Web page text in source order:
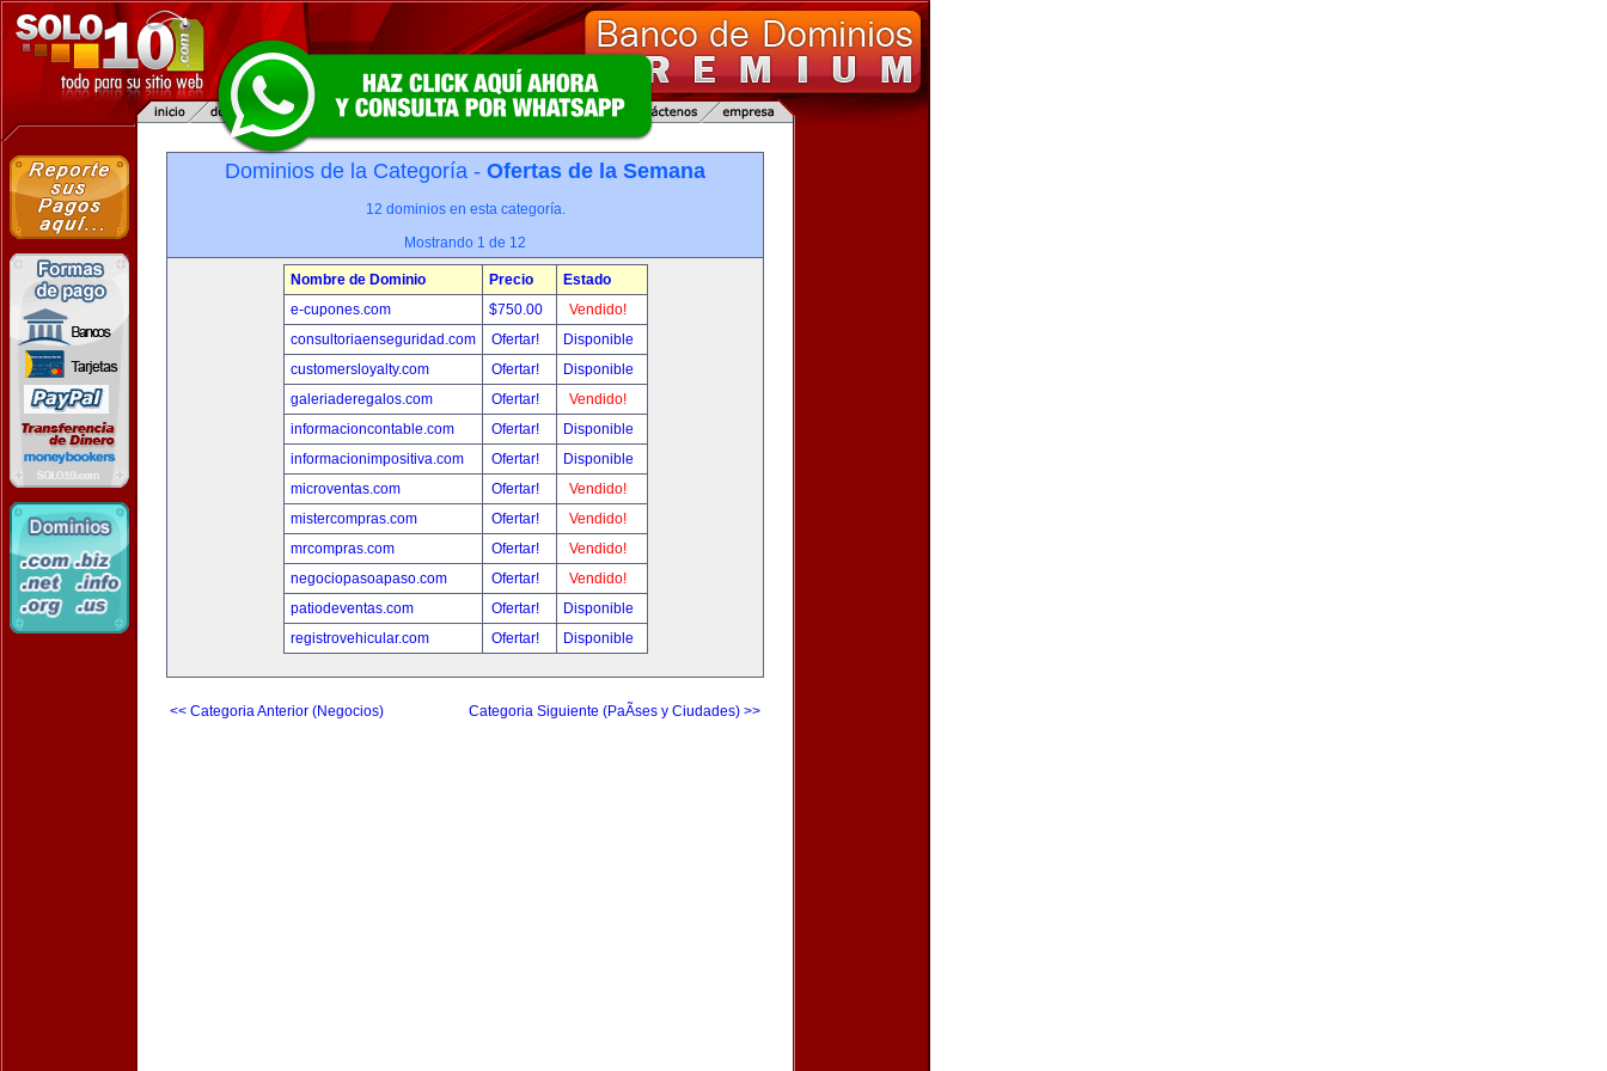
Dominios de la Categoría - Ofertas de la Semana
12 dominios en esta categoría.
Mostrando 1 de 12
Nombre de Dominio Precio
Estado
e-cupones.com
$750.00
Vendido!
consultoriaenseguridad.com
Ofertar!
Disponible
customersloyalty.com
Ofertar!
Disponible
galeriaderegalos.com
Ofertar!
Vendido!
informacioncontable.com
Ofertar!
Disponible
informacionimpositiva.com
Ofertar!
Disponible
microventas.com
Ofertar!
Vendido!
mistercompras.com
Ofertar!
Vendido!
mrcompras.com
Ofertar!
Vendido!
negociopasoapaso.com
Ofertar!
Vendido!
patiodeventas.com
Ofertar!
Disponible
registrovehicular.com
Ofertar! Disponible
<< Categoria Anterior (Negocios) Categoria Siguiente (PaÃ­ses y Ciudades) >>